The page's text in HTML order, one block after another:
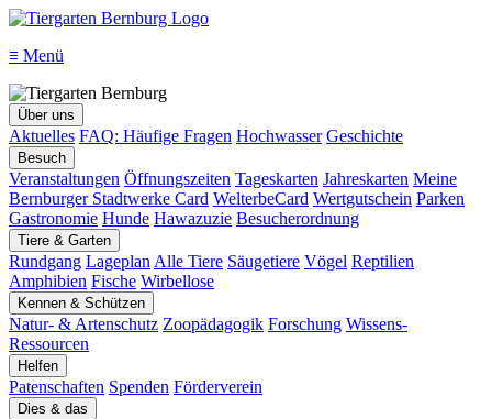
≡ Menü
Über uns
Aktuelles FAQ: Häufige Fragen Hochwasser Geschichte
Besuch
Veranstaltungen Öffnungszeiten Tageskarten Jahreskarten Meine
Bernburger Stadtwerke Card WelterbeCard Wertgutschein Parken
Gastronomie Hunde Hawazuzie Besucherordnung
Tiere & Garten
Rundgang Lageplan Alle Tiere Säugetiere Vögel Reptilien
Amphibien Fische Wirbellose
Kennen & Schützen
Natur- & Artenschutz Zoopädagogik Forschung Wissens-
Ressourcen
Helfen
Patenschaften Spenden Förderverein
Dies & das